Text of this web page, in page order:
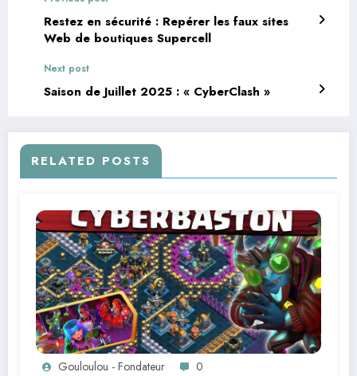
Restez en sécurité : Repérer les faux sites
Web de boutiques Supercell
Next post
Saison de Juillet 2025 : « CyberClash »
RELATED POSTS
Gouloulou - Fondateur 0